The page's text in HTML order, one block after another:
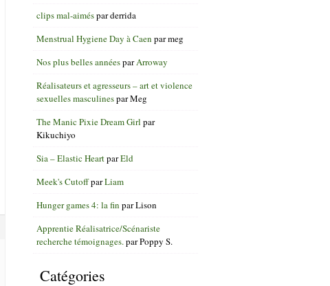
clips mal-aimésparderrida
Menstrual Hygiene Day à Caen parmeg
Nos plus belles annéesparArroway
Réalisateurs et agresseurs – art et violence
sexuelles masculinesparMeg
The Manic Pixie Dream Girl par
Kikuchiyo
Sia – Elastic HeartparEld
Meek's CutoffparLiam
Hunger games 4: la fin parLison
Apprentie Réalisatrice/Scénariste
recherche témoignages. parPoppy S.
Catégories